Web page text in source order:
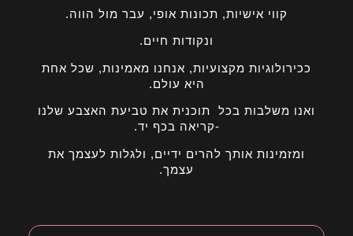
קווי אישיות, תכונות אופי, עבר מול הווה.
ונקודות חיים.
ככירולוגיות מקצועיות, אנחנו מאמינות, שכל אחת
היא עולם.
ואנו משלבות בכל תוכנית את טביעת האצבע שלנו
-קריאה בכף יד.
ומזמינות אותך להרים ידיים, ולגלות לעצמך את
עצמך.